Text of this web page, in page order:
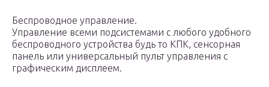
Беспроводное управление.
Управление всеми подсистемами с любого удобного
беспроводного устройства будь то КПК, сенсорная
панель или универсальный пульт управления с
графическим дисплеем.